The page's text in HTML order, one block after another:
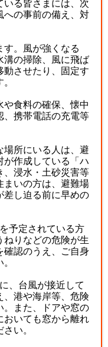
る皆さまには、次
への事前の備え、対
す。風が強くなる
溝の掃除、風に飛ば
動させたり、固定す
や食料の確保、懐中
、携帯電話の充電等
場所にいる人は、避
が作成している「ハ
、浸水・土砂災害等
まいの方は、避難場
差し迫る前に早めの
予定されている方
ねりなどの危険が生
確認のうえ、ご自身
、台風が接近して
、港や海岸等、危険
。また、ドアや窓の
おいても窓から離れ
い。